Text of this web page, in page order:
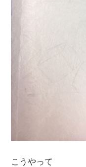
こうやって